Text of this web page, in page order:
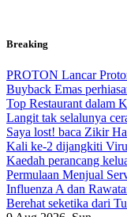
Skip
content
Breaking
PROTON Lancar
Buyback Emas
Top Restaurant dalam
Langit tak selalunya
Saya lost! baca Zikir
Kali ke-2 dijangkiti
Kaedah perancang
Permulaan Menjual
Influenza A dan
Berehat seketika dari